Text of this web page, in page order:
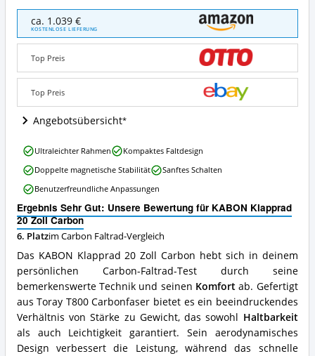
KABON
Klapprad
20
Zoll
Carbon
Angebote:
ist
dieses
Carbon
erhältlich?
ca. 1.039 €
KOSTENLOSE LIEFERUNG
Top Preis
Top Preis
Angebotsübersicht
Ergebnis Sehr Gut: Unsere Bewertung für KABON Klapprad
20 Zoll Carbon
6. Platzim Carbon Faltrad-Vergleich
Das KABON Klapprad 20 Zoll Carbon hebt sich in deinem
persönlichen Carbon-Faltrad-Test durch seine
bemerkenswerte Technik und seinen Komfort ab. Gefertigt
aus Toray T800 Carbonfaser bietet es ein beeindruckendes
Verhältnis von Stärke zu Gewicht, das sowohl Haltbarkeit
als auch Leichtigkeit garantiert. Sein aerodynamisches
Design verbessert die Leistung, während das schnelle
KABON
Klapprad
20
Zoll
Carbon
Vorteile:
Was
spricht
für
dieses
Carbon
Faltrad?
Ultraleichter Rahmen
Kompaktes Faltdesign
Doppelte magnetische Stabilität
Sanftes Schalten
Benutzerfreundliche Anpassungen